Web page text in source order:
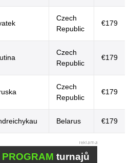
Czech
Republic
€179
Czech
Republic
€179
Czech
Republic
€179
Belarus €179
turnajů